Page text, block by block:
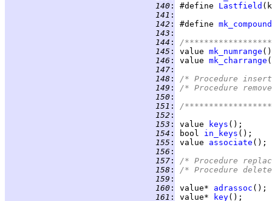
140 : #define Lastfield
141 :
142 : #define mk_compound
143 :
144 :
/
145 : value mk_numrange
146 : value mk_charrange
147 :
148 :
/* Procedure
149 :
/* Procedure
150 :
151 :
/
152 :
153 : value keys
154 : bool in_keys
155 : value associate
156 :
157 :
/* Procedure
158 :
/* Procedure
159 :
160 : value* adrassoc
161 : value* key